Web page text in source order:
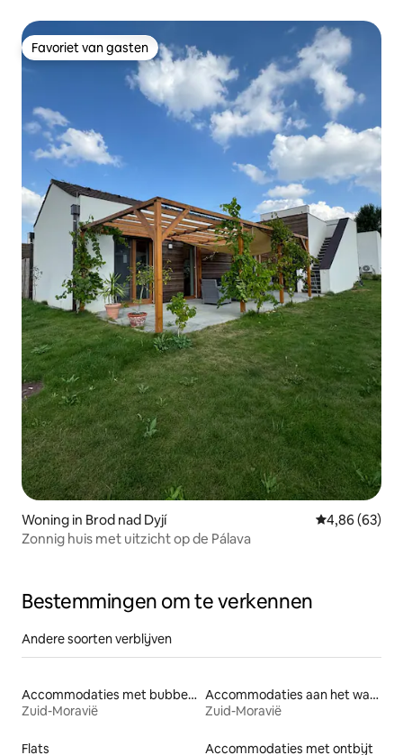
Favoriet van gasten
Favoriet van gasten
Woning in Brod nad Dyjí Gemiddelde
4,86 (63)
Zonnig huis met uitzicht op de Pálava
Bestemmingen om te verkennen
Andere soorten verblijven
Accommodaties met bubbelbad
Zuid-Moravië
Accommodaties aan het water
Zuid-Moravië
Flats Accommodaties met ontbijt